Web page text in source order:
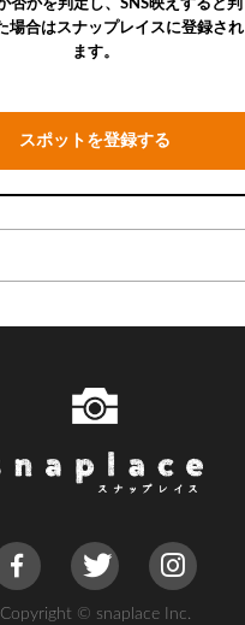
否かを判定し、SNS映えすると判
場合はスナップレイスに登録され
ます。
スポットを登録する
Copyright © snaplace Inc.